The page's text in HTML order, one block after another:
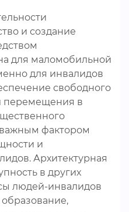
и создание
для маломобильной
для инвалидов
свободного
перемещения в
фактором
и
Архитектурная
в других
людей-инвалидов
образование,